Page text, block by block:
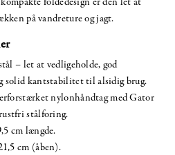
på vandreture og jagt.
– let at vedligeholde, god
solid kantstabilitet til alsidig brug.
nylonhåndtag med Gator
stålforing.
cm længde.
cm (åben).